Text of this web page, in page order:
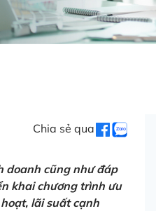
Chia sẻ qua
doanh cũng như đáp
khai chương trình ưu
lãi suất cạnh